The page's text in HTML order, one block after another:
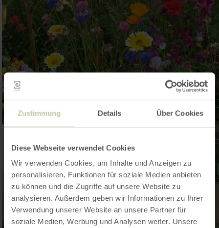
Zustimmung Details Über Cookies
Diese Webseite verwendet Cookies
Wir verwenden Cookies, um Inhalte und Anzeigen zu
personalisieren, Funktionen für soziale Medien anbieten
zu können und die Zugriffe auf unsere Website zu
analysieren. Außerdem geben wir Informationen zu Ihrer
Verwendung unserer Website an unsere Partner für
soziale Medien, Werbung und Analysen weiter. Unsere